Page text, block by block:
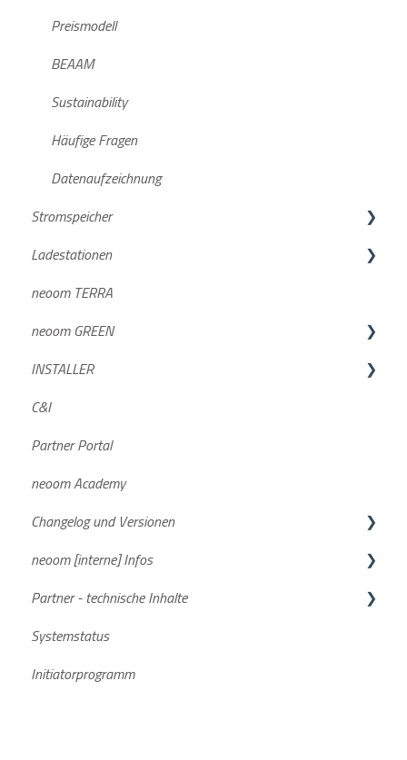
Preismodell
BEAAM
Sustainability
Häufige Fragen
Datenaufzeichnung
Stromspeicher
KJUUBE NEA / Solax
Batterien
Wechselrichter
BLOKK
Häufige Fragen
Dokumente/Unterlagen
NEEO
STAAK und STAAK Eco
Allgemein
Smartmeter
Ladestationen
BOXX & BOOGIE
Compleo SOLO N & SOLO N+
Häufige Fragen
Charger PRO neoom edition
neoom TERRA
neoom GREEN
GREEN DE
GREEN AT
INSTALLER
Geräteintegration
C&I
Partner Portal
neoom Academy
Changelog und Versionen
BEAAM Software
neoom App
Aktuelle Software Versionen
neoom [interne] Infos
FAQs
Partner - technische Inhalte
Stromspeicher
Systemstatus
Initiatorprogramm